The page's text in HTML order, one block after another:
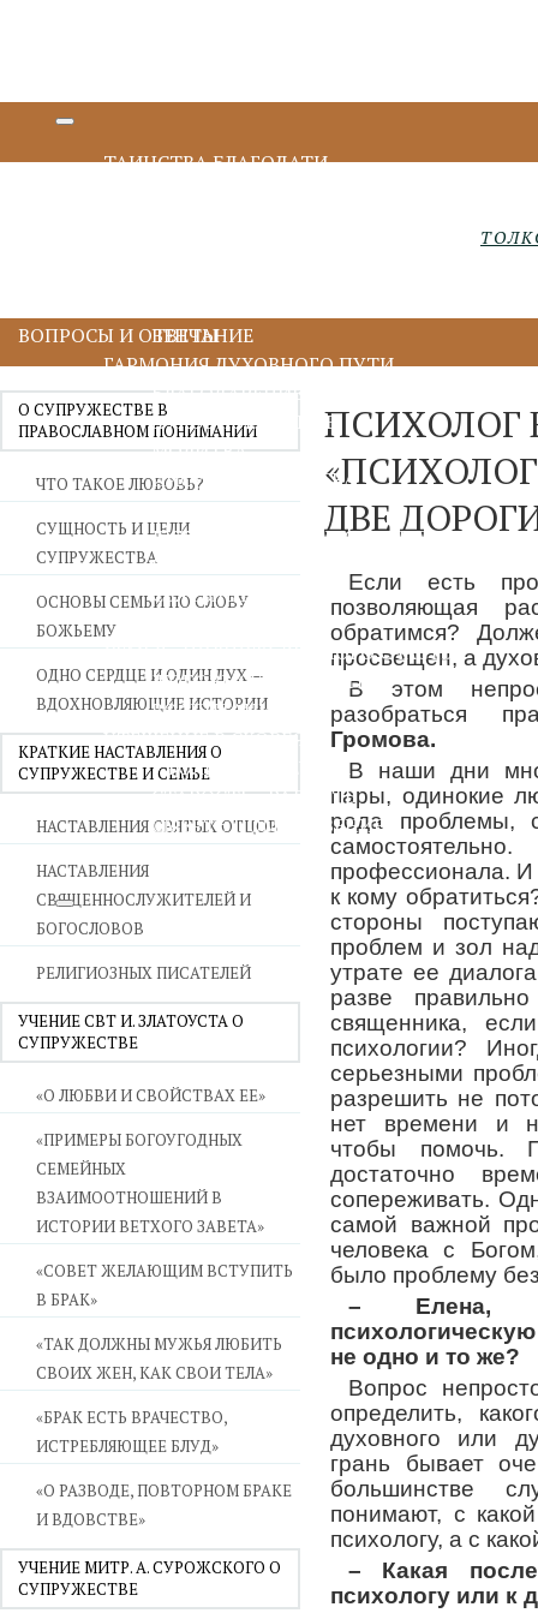
ТАИНСТВА БЛАГОДАТИ
ВЕНЧАНИЕ
ГАРМОНИЯ ДУХОВНОГО ПУТИ
БЛАГОДАРЕНИЕ
ДУХОВНОЕ ЧТЕНИЕ
МОЛИТВА
ИИСУСОВА МОЛИТВА
ПОСТ
ДУХОВНИЧЕСТВО И СТАРЧЕСТВО
ВОЙНА СО СТРАСТЯМИ
СВЯТЫНИ В ДОМЕ
СЕМЬЯ - ПОЛНОТА ЗЕМНОГО СЧАСТЬЯ
ЛЮБОВЬ СУПРУЖЕСТВО
ВОСПИТАНИЕ
УТЕШЕНИЕ В СКОРБЯХ
УТОЛИ МОИ ПЕЧАЛИ
СТАРОСТЬ - РАДОСТЬ
СМЕРТЬ ПОМИНОВЕНИЕ
ВОПРОСЫ И ОТВЕТЫ
О СУПРУЖЕСТВЕ В
ПРАВОСЛАВНОМ ПОНИМАНИИ
ЧТО ТАКОЕ ЛЮБОВЬ?
СУЩНОСТЬ И ЦЕЛИ
СУПРУЖЕСТВА
ОСНОВЫ СЕМЬИ ПО СЛОВУ
БОЖЬЕМУ
ОДНО СЕРДЦЕ И ОДИН ДУХ —
ВДОХНОВЛЯЮЩИЕ ИСТОРИИ
КРАТКИЕ НАСТАВЛЕНИЯ О
СУПРУЖЕСТВЕ И СЕМЬЕ
НАСТАВЛЕНИЯ СВЯТЫХ ОТЦОВ
НАСТАВЛЕНИЯ
СВЯЩЕННОСЛУЖИТЕЛЕЙ И
БОГОСЛОВОВ
РЕЛИГИОЗНЫХ ПИСАТЕЛЕЙ
УЧЕНИЕ СВТ И. ЗЛАТОУСТА О
СУПРУЖЕСТВЕ
«О ЛЮБВИ И СВОЙСТВАХ ЕЕ»
«ПРИМЕРЫ БОГОУГОДНЫХ
СЕМЕЙНЫХ
ВЗАИМООТНОШЕНИЙ В
ИСТОРИИ ВЕТХОГО ЗАВЕТА»
«СОВЕТ ЖЕЛАЮЩИМ ВСТУПИТЬ
В БРАК»
«ТАК ДОЛЖНЫ МУЖЬЯ ЛЮБИТЬ
СВОИХ ЖЕН, КАК СВОИ ТЕЛА»
«БРАК ЕСТЬ ВРАЧЕСТВО,
ИСТРЕБЛЯЮЩЕЕ БЛУД»
«О РАЗВОДЕ, ПОВТОРНОМ БРАКЕ
И ВДОВСТВЕ»
УЧЕНИЕ МИТР. А. СУРОЖСКОГО О
СУПРУЖЕСТВЕ
ПСИХОЛОГ
ДВЕ
Если есть
позволяющая
обратимся?
просвещен, а
В этом
разобраться
Громова.
В наши дни
пары, одинокие
рода проблемы,
профессионала. И
к кому
стороны
проблем и зол
утрате ее
разве
священника,
психологии?
серьезными
разрешить не
нет времени и
чтобы помочь.
достаточно
сопереживать.
самой важной
человека с
было проблему
– Елена,
не одно и то же?
Вопрос
определить,
духовного или
грань бывает
большинстве
понимают, с
психологу, а с
– Какая
психологу или к